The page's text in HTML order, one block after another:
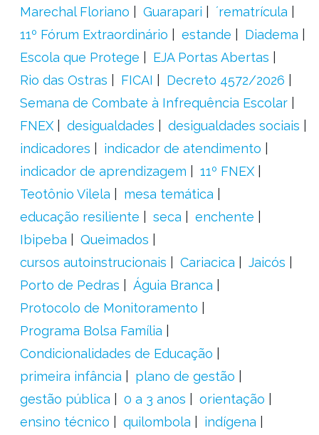
Marechal Floriano
Guarapari
´rematrícula
11º Fórum Extraordinário
estande
Diadema
Escola que Protege
EJA Portas Abertas
Rio das Ostras
FICAI
Decreto 4572/2026
Semana de Combate à Infrequência Escolar
FNEX
desigualdades
desigualdades sociais
indicadores
indicador de atendimento
indicador de aprendizagem
11º FNEX
Teotônio Vilela
mesa temática
educação resiliente
seca
enchente
Ibipeba
Queimados
cursos autoinstrucionais
Cariacica
Jaicós
Porto de Pedras
Águia Branca
Protocolo de Monitoramento
Programa Bolsa Família
Condicionalidades de Educação
primeira infância
plano de gestão
gestão pública
0 a 3 anos
orientação
ensino técnico
quilombola
indígena